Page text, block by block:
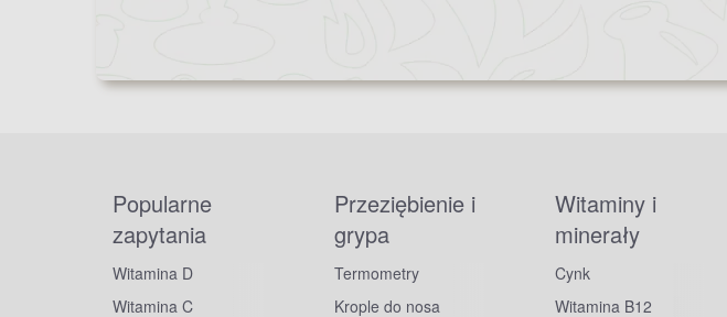
Popularne
zapytania
Witamina D
Witamina C
Przeziębienie i
grypa
Termometry
Krople do nosa
Witaminy i
minerały
Cynk
Witamina B12